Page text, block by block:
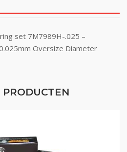
set 7M7989H-.025 –
Oversize Diameter